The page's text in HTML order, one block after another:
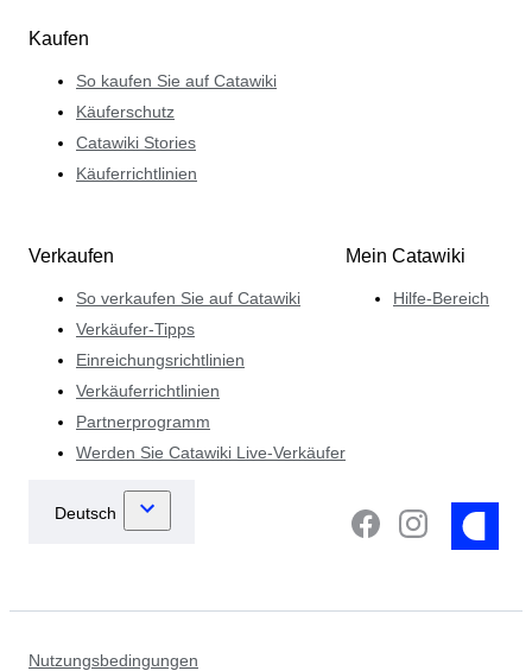
Kaufen
So kaufen Sie auf Catawiki
Käuferschutz
Catawiki Stories
Käuferrichtlinien
Verkaufen
So verkaufen Sie auf Catawiki
Verkäufer-Tipps
Einreichungsrichtlinien
Verkäuferrichtlinien
Partnerprogramm
Werden Sie Catawiki Live-Verkäufer
Mein Catawiki
Hilfe-Bereich
Nutzungsbedingungen